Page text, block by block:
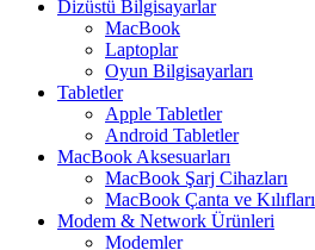
Dizüstü Bilgisayarlar
MacBook
Laptoplar
Oyun Bilgisayarları
Tabletler
Apple Tabletler
Android Tabletler
MacBook Aksesuarları
MacBook Şarj Cihazları
MacBook Çanta ve Kılıfları
Modem & Network Ürünleri
Modemler